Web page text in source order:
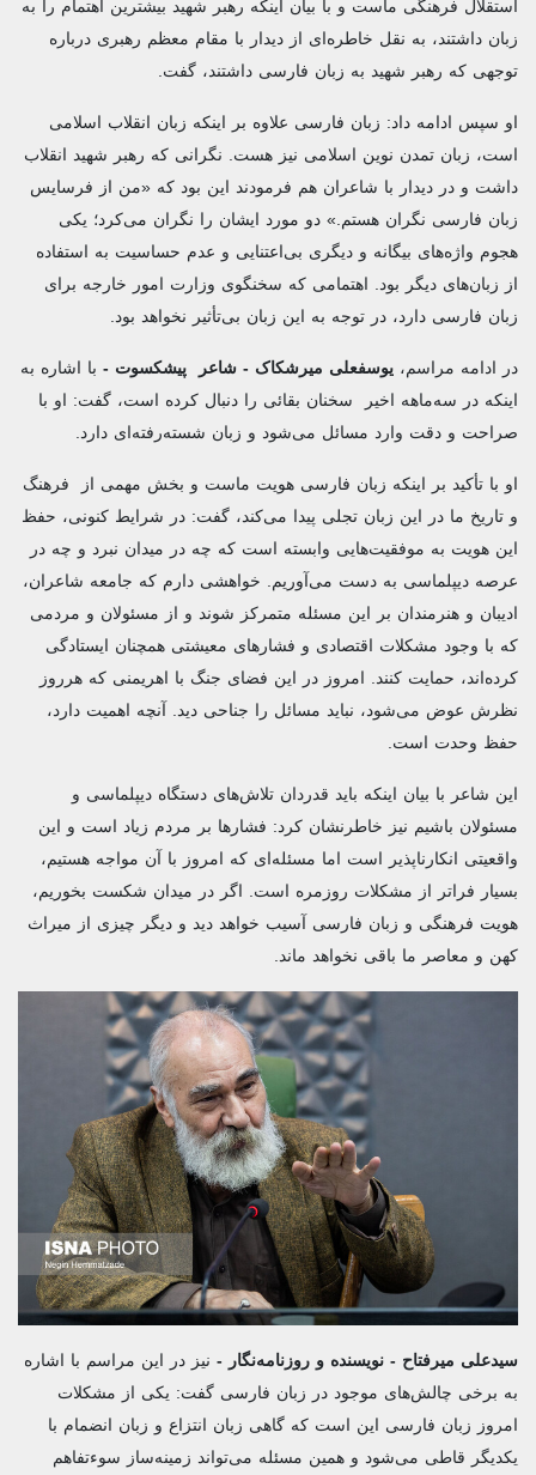
استقلال فرهنگی ماست و با بیان اینکه رهبر شهید بیشترین اهتمام را به
زبان داشتند، به نقل خاطره‌ای از دیدار با مقام معظم رهبری درباره
توجهی که رهبر شهید به زبان فارسی داشتند، گفت.
او سپس ادامه داد: زبان فارسی علاوه بر اینکه زبان انقلاب اسلامی
است، زبان تمدن نوین اسلامی نیز هست. نگرانی که رهبر شهید انقلاب
داشت و در دیدار با شاعران هم فرمودند این بود که «من از فرسایس
زبان فارسی نگران هستم.» دو مورد ایشان را نگران می‌کرد؛ یکی
هجوم واژه‌های بیگانه و دیگری بی‌اعتنایی و عدم حساسیت به استفاده
از زبان‌های دیگر بود. اهتمامی که سخنگوی وزارت امور خارجه برای
زبان فارسی دارد، در توجه به این زبان بی‌تأثیر نخواهد بود.
در ادامه مراسم، یوسفعلی میرشکاک - شاعر پیشکسوت - با اشاره به
اینکه در سه‌ماهه اخیر سخنان بقائی را دنبال کرده است، گفت: او با
صراحت و دقت وارد مسائل می‌شود و زبان شسته‌رفته‌ای دارد.
او با تأکید بر اینکه زبان فارسی هویت ماست و بخش مهمی از فرهنگ
و تاریخ ما در این زبان تجلی پیدا می‌کند، گفت: در شرایط کنونی، حفظ
این هویت به موفقیت‌هایی وابسته است که چه در میدان نبرد و چه در
عرصه دیپلماسی به دست می‌آوریم. خواهشی دارم که جامعه شاعران،
ادیبان و هنرمندان بر این مسئله متمرکز شوند و از مسئولان و مردمی
که با وجود مشکلات اقتصادی و فشارهای معیشتی همچنان ایستادگی
کرده‌اند، حمایت کنند. امروز در این فضای جنگ با اهریمنی که هرروز
نظرش عوض می‌شود، نباید مسائل را جناحی دید. آنچه اهمیت دارد،
حفظ وحدت است.
این شاعر با بیان اینکه باید قدردان تلاش‌های دستگاه دیپلماسی و
مسئولان باشیم نیز خاطرنشان کرد: فشارها بر مردم زیاد است و این
واقعیتی انکارناپذیر است اما مسئله‌ای که امروز با آن مواجه هستیم،
بسیار فراتر از مشکلات روزمره است. اگر در میدان شکست بخوریم،
هویت فرهنگی و زبان فارسی آسیب خواهد دید و دیگر چیزی از میراث
کهن و معاصر ما باقی نخواهد ماند.
سیدعلی میرفتاح - نویسنده و روزنامه‌نگار - نیز در این مراسم با اشاره
به برخی چالش‌های موجود در زبان فارسی گفت: یکی از مشکلات
امروز زبان فارسی این است که گاهی زبان انتزاع و زبان انضمام با
یکدیگر قاطی می‌شود و همین مسئله می‌تواند زمینه‌ساز سوءتفاهم